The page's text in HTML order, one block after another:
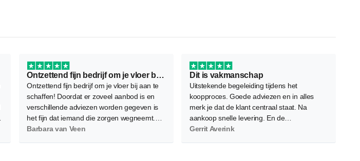
Ontzettend fijn bedrijf om je vloer bij…
Ontzettend fijn bedrijf om je vloer bij aan te
schaffen! Doordat er zoveel aanbod is en
verschillende adviezen worden gegeven is
het fijn dat iemand die zorgen wegneemt.
Als service kwam Marjolein met diverse
Barbara van Veen
Dit is vakmanschap
Uitstekende begeleiding tijdens het
koopproces. Goede adviezen en in alles
merk je dat de klant centraal staat. Na
aankoop snelle levering. En de
vloerenleggers bleken zeer vakbekwaam.
Gerrit Averink